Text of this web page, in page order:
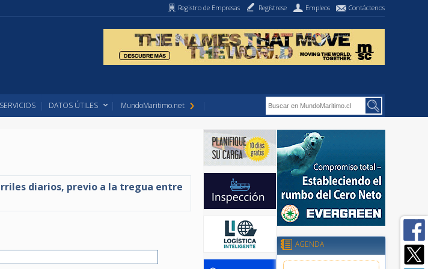
Registro de Empresas Regístrese Empleos Contáctenos
SERVICIOS DATOS ÚTILES MundoMaritimo.net
diarios, previo a la tregua entre
AGENDA